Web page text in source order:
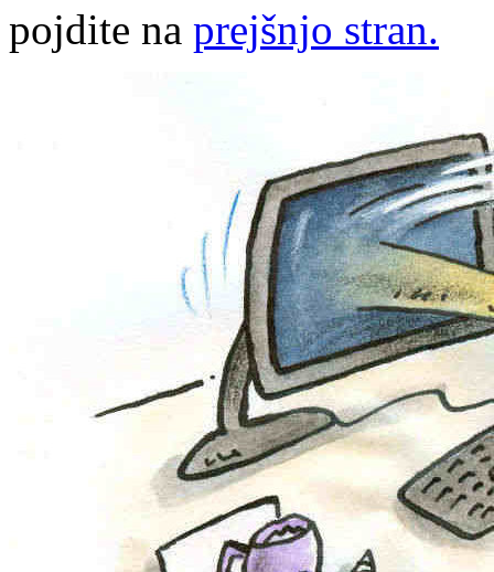
pojdite na prejšnjo stran.